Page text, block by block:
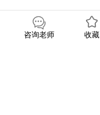
咨询老师 收藏